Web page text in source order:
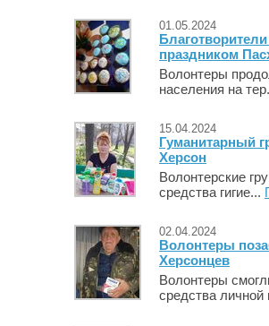
01.05.2024
праздником
Волонтеры
населения на
15.04.2024
Гуманитарный
Херсон
Волонтерские
средства гигие...
02.04.2024
Волонтеры
Херсонцев
Волонтеры
средства личной